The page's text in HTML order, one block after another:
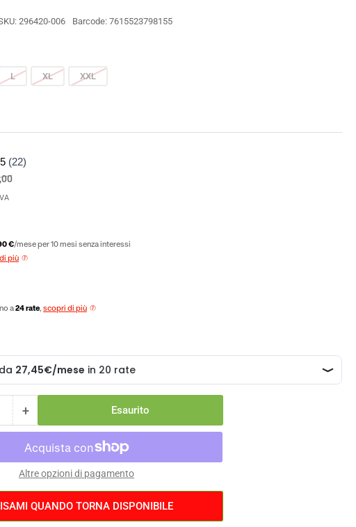
296420-006 Barcode: 7615523798155
L XL XXL
Prezzo
€/mese per 10 mesi senza interessi
più
a24 rate, scopri di più
+Aumenta
la
quantità
per
Bergamont
Revox
7
2025
Esaurito
Altre opzioni di pagamento
QUANDO TORNA DISPONIBILE